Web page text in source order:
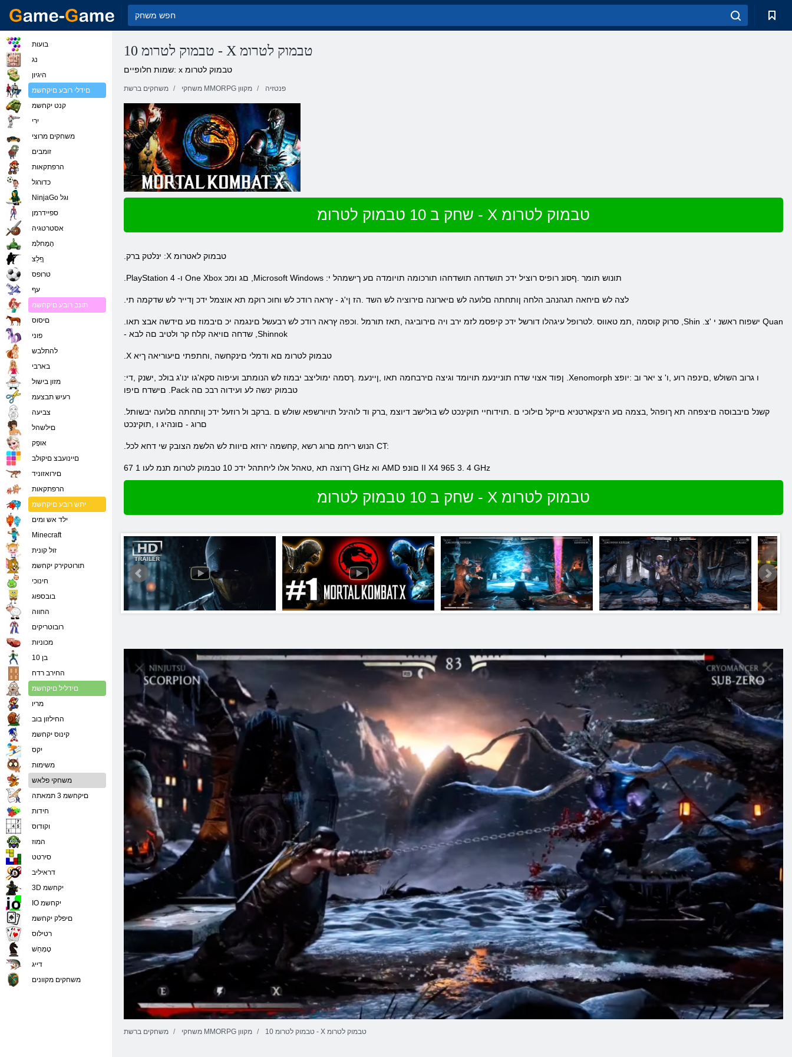
10 טבמוק לטרומ - X טבמוק לטרומ
שמות חלופיים: x טבמוק לטרומ
משחקים ברשת משחקי MMORPG מקוון פנטזיה
שחק ב 10 טבמוק לטרומ - X טבמוק לטרומ
.ינלטק ברק :X טבמוק לאטרומ
.PlayStation 4 -ו One Xbox םג ומכ ,Microsoft Windows :תונוש תומר .ףסונ רופיס רוציל ידכ תושדחה תושדחהו תורכומה תויומדה םע ךישמהל י
.לצה לש םיחאה תגהנהב הלחה ןותחתה םלועה לש םיארונה םירוציה לש השד .הז ןי'ג - ץראה רודכ לש וחוכ רוקמ תא אוצמל ידכ ןדייר לש שדקמה תי
- שדחה םויאה קלח קר ולטיב םה לבא ,Shinnok
.X טבמוק לטרומ םא ודמלי םינקחשה ,וחתפתי םיעוריאה ךיא
:ןפוד אצוי שדח תוניינעמ תויומד וגיצה םירבחמה תאו ,ןיינעמ .ךסמה ימוליצב יבמוז לש הנומתב ועיפוה סקא'גו ינו'ג בולכ ,ישנק ,די .Xenomorph ו גרוב השולש ,םינפה רוע ,ו' צ יאר וב :יופצ
םישדח םיפו .Pack טבמוק ינשה לע ועידוה רבכ םה
םרוג - םונהיג ו ,תוקינכט
.הנוש ריחמ םרוג רשא ,קחשמה ירוזא םיוות לש הלשמ הצובק שי דחא לכל CT:
ךרוצה תא ,טאהל אלו ליחתהל ידכ 10 טבמוק לטרומ תנמ לעו 1 67 GHz וא AMD םונפ II X4 965 3. 4 GHz
שחק ב 10 טבמוק לטרומ - X טבמוק לטרומ
משחקים ברשת משחקי MMORPG מקוון 10 טבמוק לטרומ - X טבמוק לטרומ
בועות
נג
היגיון
םידלי רובע םיקחשמ
קנט יקחשמ
ירי
משחקים מרוצי
זומבים
הרפתקאות
כדורגל
NinjaGo וגל
ספיידרמן
אסטרטגיה
הָמָחלִמ
ףָלַצ
טרופס
עף
תונב רובע םיקחשמ
םיסוס
פוני
להתלבש
בארבי
מזון בישול
רעיש תבצעמ
צביעה
םילשהל
אּופָק
םיינועבצ םיקולב
םירואזוניד
הרפתקאות
יתש רובע םיקחשמ
ילד אש ומים
Minecraft
זול קונית
תורוטקירק יקחשמ
חינוכי
בובספוג
החווה
רובוטריקים
מכוניות
בן 10
החירב רדח
םידליל םיקחשמ
מריו
החילזון בוב
קינוס יקחשמ
יִקס
משימות
משחקי פלאש
םיקחשמ 3 תמאתה
חידות
וקודוס
המוז
סירטט
דראיליב
3D יקחשמ
IO יקחשמ
םיפלק יקחשמ
רטילוס
טָמְחַׁש
דייג
משחקים מקוונים